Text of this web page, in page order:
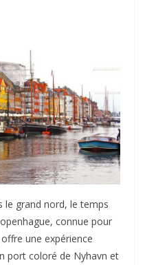
le grand nord, le temps
connue pour
une expérience
port coloré de Nyhavn et